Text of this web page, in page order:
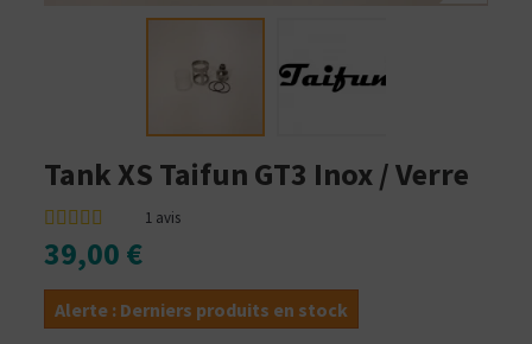
Tank XS Taifun GT3 Inox / Verre
1 avis
39,00 €
Alerte : Derniers produits en stock